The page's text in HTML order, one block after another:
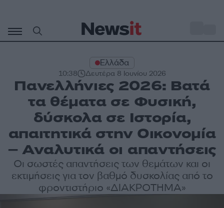
περιεχόμενο
Ελλάδα
10:38 Δευτέρα 8 Ιουνίου 2026
Πανελλήνιες 2026: Βατά
τα θέματα σε Φυσική,
δύσκολα σε Ιστορία,
απαιτητικά στην Οικονομία
– Αναλυτικά οι απαντήσεις
Οι σωστές απαντήσεις των θεμάτων και οι
εκτιμήσεις για τον βαθμό δυσκολίας από το
φροντιστήριο «ΔΙΑΚΡΟΤΗΜΑ»